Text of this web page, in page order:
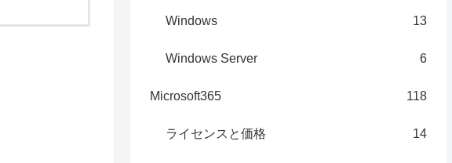
Windows 13
Windows Server 6
Microsoft365 118
ライセンスと価格 14